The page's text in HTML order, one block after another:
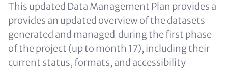
This updated Data Management Plan provides a
provides an updated overview of the datasets
generated and managed during the first phase
of the project (up to month 17), including their
current status, formats, and accessibility